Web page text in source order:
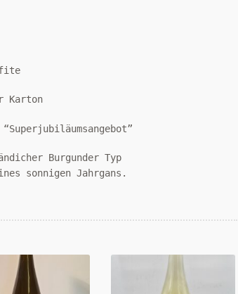
Karton
Burgunder Typ
sonnigen Jahrgans.